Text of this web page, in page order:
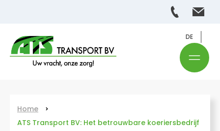
DE
Home
ATS Transport BV: Het betrouwbare koeriersbedrijf